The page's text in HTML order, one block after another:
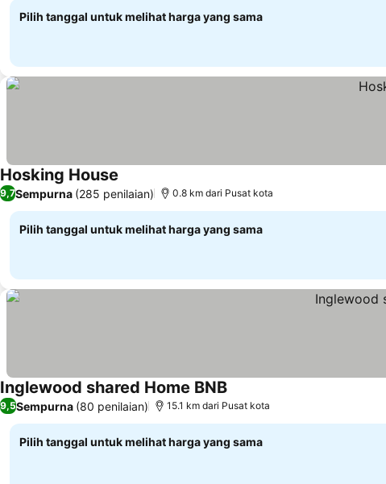
Pilih tanggal untuk melihat harga yang sama
Hosking House Lihat harga
9,7Sempurna (285 penilaian) 0.8 km dari Pusat kota
Pilih tanggal untuk melihat harga yang sama
Inglewood shared Home BNBLihat harga
9,5Sempurna (80 penilaian) 15.1 km dari Pusat kota
Pilih tanggal untuk melihat harga yang sama